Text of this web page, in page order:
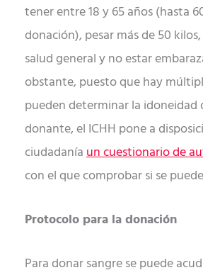
tener entre 18 y 65 años (hasta
donación), pesar más de 50
salud general y no estar
obstante, puesto que hay
pueden determinar la idoneidad
donante, el ICHH pone a
ciudadaníaun cuestionario de
con el que comprobar si se
Protocolo para la donación
Para donar sangre se puede